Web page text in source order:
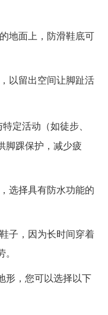
地面上，防滑鞋底可
以留出空间让脚趾活
定活动（如徒步、
脚踝保护，减少疲
选择具有防水功能的
子，因为长时间穿着
形，您可以选择以下